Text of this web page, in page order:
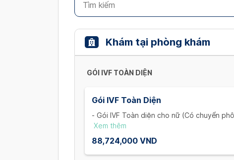
Khám tại phòng khám
GÓI IVF TOÀN DIỆN
Gói IVF Toàn Diện
- Gói IVF Toàn diện cho nữ (Có chuyển
+ Khám và xét nghiệm ban đầu cho vợ:
đạo, trọn bộ xét nghiệm máu (1 Lần)
+ Thăm khám và theo dõi nang noãn:
đạo, Estradiol, LH - Lutenizing hormone,
Xem thêm
88,724,000 VND